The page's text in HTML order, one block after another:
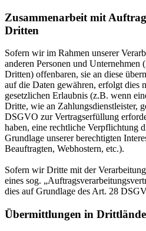
Zusammenarbeit mit
Dritten
Sofern wir im Rahmen unserer
anderen Personen und Unternehmen
Dritten) offenbaren, sie an diese
auf die Daten gewähren, erfolgt dies
gesetzlichen Erlaubnis (z.B. wenn
Dritte, wie an Zahlungsdienstleister,
DSGVO zur Vertragserfüllung
haben, eine rechtliche Verpflichtung
Grundlage unserer berechtigten
Beauftragten, Webhostern, etc.).
Sofern wir Dritte mit der
eines sog.
dies auf Grundlage des Art. 28
Übermittlungen in